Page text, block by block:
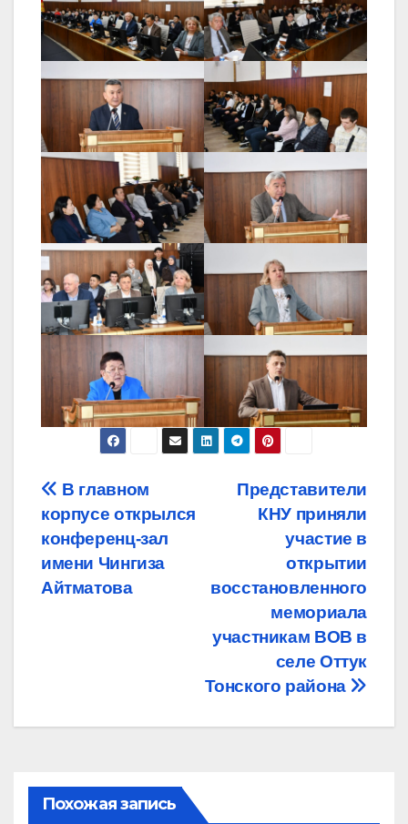
Навигация
по
записям
Представители
КНУ приняли
участие в
открытии
восстановленного
мемориала
участникам ВОВ в
селе Оттук
Тонского района
В главном
корпусе открылся
конференц-зал
имени Чингиза
Айтматова
Похожая запись